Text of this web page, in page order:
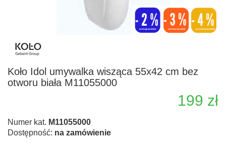
Koło Idol umywalka wisząca 55x42 cm bez
otworu biała M11055000
199 zł
Numer kat. M11055000
Dostępność: na zamówienie